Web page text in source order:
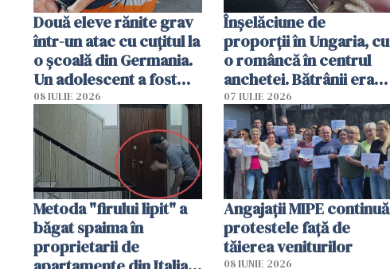
Două eleve rănite grav
într-un atac cu cuțitul la
o școală din Germania.
Un adolescent a fost
arestat
08 IULIE 2026
Înșelăciune de
proporții în Ungaria, cu
o româncă în centrul
anchetei. Bătrânii erau
puși să lase la poartă
genți cu aur și bani
07 IULIE 2026
Metoda "firului lipit" a
băgat spaima în
proprietarii de
Angajaţii MIPE continuă
protestele faţă de
tăierea veniturilor
08 IUNIE 2026